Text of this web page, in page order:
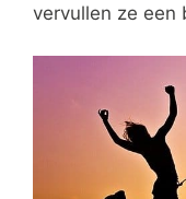
vervullen ze een